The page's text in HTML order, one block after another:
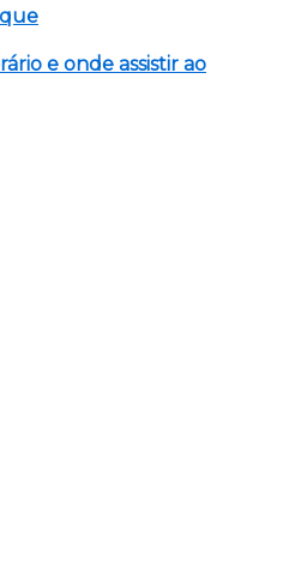
e onde assistir ao